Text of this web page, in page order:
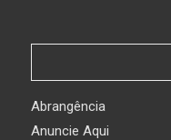
Abrangência
Anuncie Aqui